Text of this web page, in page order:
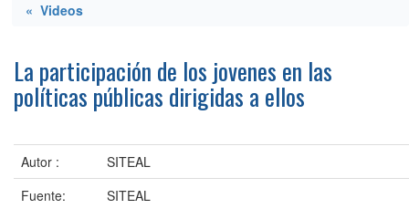
« Videos
La participación de los jovenes en las
políticas públicas dirigidas a ellos
Autor :
SITEAL
Fuente:
SITEAL